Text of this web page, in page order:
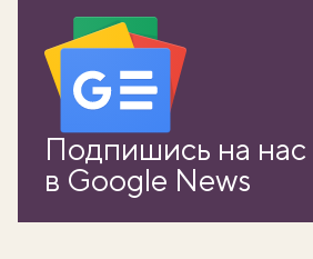
Подпишись на нас
в Google News